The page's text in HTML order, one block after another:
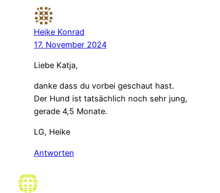
Heike Konrad
17. November 2024
Liebe Katja,
danke dass du vorbei geschaut hast.
Der Hund ist tatsächlich noch sehr jung,
gerade 4,5 Monate.
LG, Heike
Antworten